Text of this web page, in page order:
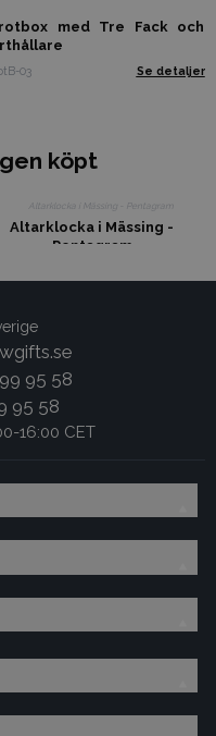
med Tre Fack och
03 Se detaljer
köpt
Altarklocka i Mässing -
Pentagram
95 58
95 58
16:00 CET